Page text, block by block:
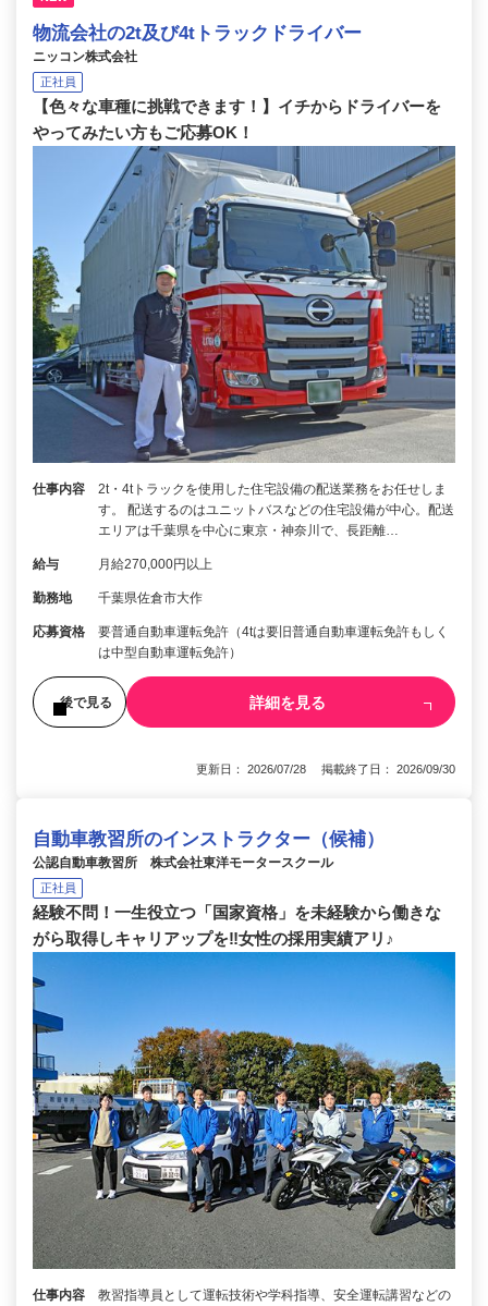
物流会社の2t及び4tトラックドライバー
ニッコン株式会社
正社員
【色々な車種に挑戦できます！】イチからドライバーを
やってみたい方もご応募OK！
仕事内容
2t・4tトラックを使用した住宅設備の配送業務をお任せしま
す。 配送するのはユニットバスなどの住宅設備が中心。配送
エリアは千葉県を中心に東京・神奈川で、長距離…
給与 月給270,000円以上
勤務地 千葉県佐倉市大作
応募資格
要普通自動車運転免許（4tは要旧普通自動車運転免許もしく
は中型自動車運転免許）
後で見る 詳細を見る
更新日： 2026/07/28 掲載終了日： 2026/09/30
自動車教習所のインストラクター（候補）
公認自動車教習所 株式会社東洋モータースクール
正社員
経験不問！一生役立つ「国家資格」を未経験から働きな
がら取得しキャリアップを‼女性の採用実績アリ♪
仕事内容
教習指導員として運転技術や学科指導、安全運転講習などの